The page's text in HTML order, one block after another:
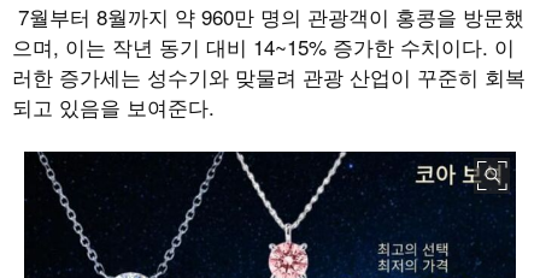
7월부터 8월까지 약 960만 명의 관광객이 홍콩을 방문했
으며, 이는 작년 동기 대비 14~15% 증가한 수치이다. 이
러한 증가세는 성수기와 맞물려 관광 산업이 꾸준히 회복
되고 있음을 보여준다.